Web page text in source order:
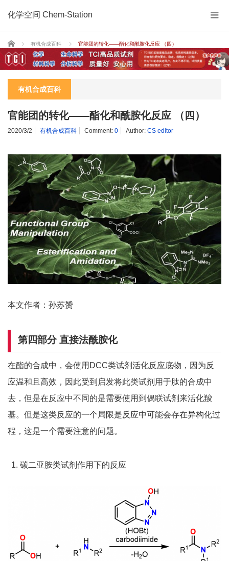
化学空间 Chem-Station
Home 有机合成百科 官能团的转化——酯化和酰胺化反应 （四）
有机合成百科
官能团的转化——酯化和酰胺化反应 （四）
2020/3/2 有机合成百科 Comment: 0 Author: CS editor
本文作者：孙苏赟
第四部分 直接法酰胺化
在酯的合成中，会使用DCC类试剂活化反应底物，因为反
应温和且高效，因此受到启发将此类试剂用于肽的合成中
去，但是在反应中不同的是需要使用到偶联试剂来活化羧
基。但是这类反应的一个局限是反应中可能会存在异构化过
程，这是一个需要注意的问题。
碳二亚胺类试剂作用下的反应